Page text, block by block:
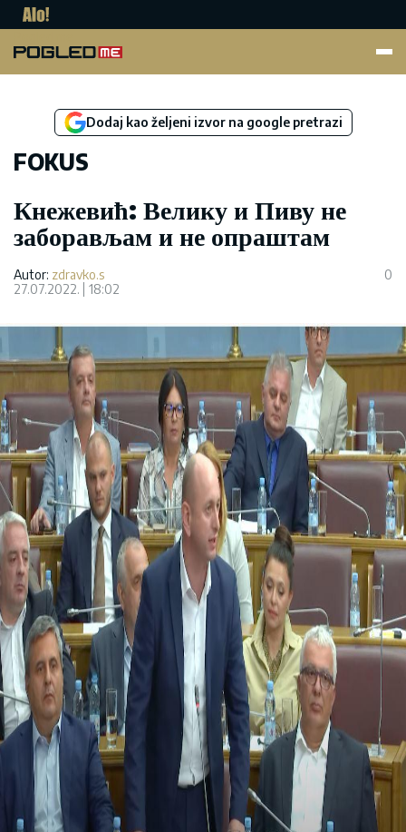
Dodaj kao željeni izvor na google pretrazi
FOKUS
Кнежевић: Велику и Пиву не
заборављам и не опраштам
Autor: zdravko.s
27.07.2022.
18:02
0